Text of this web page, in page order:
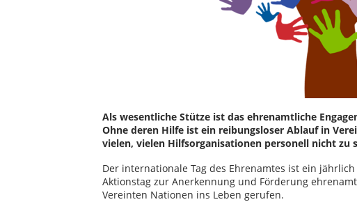
Als wesentliche Stütze ist das ehrenamtliche
Ohne deren Hilfe ist ein reibungsloser Ablauf in
vielen, vielen Hilfsorganisationen personell nicht zu
Der internationale Tag des Ehrenamtes ist ein
Aktionstag zur Anerkennung und Förderung
Vereinten Nationen ins Leben gerufen.